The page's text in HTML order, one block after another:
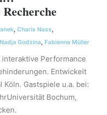
, Charis Nass,
Nadja Godzina, Fabienne Müller
Performance
Entwickelt
Gastspiele u.a. bei:
Bochum,